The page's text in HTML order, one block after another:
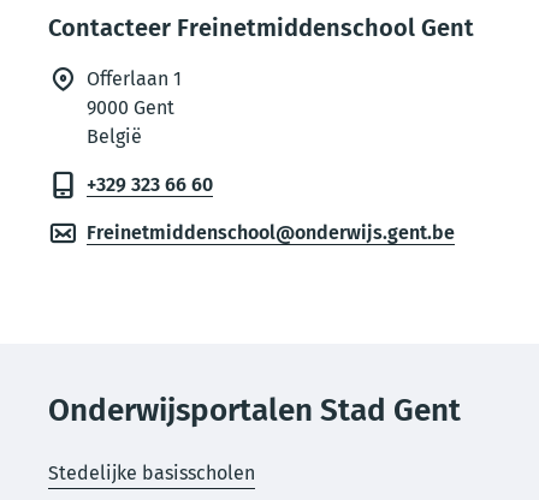
footerContacteer Freinetmiddenschool Gent
Offerlaan 1
9000 Gent
België
+329 323 66 60
Freinetmiddenschool@onderwijs.gent.be
Onderwijsportalen Stad Gent
Stedelijke basisscholen